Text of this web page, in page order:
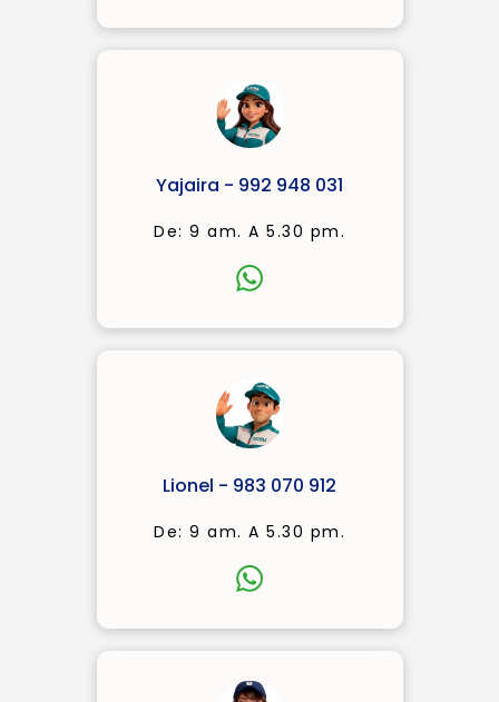
Yajaira - 992 948 031
De: 9 am. A 5.30 pm.
Lionel - 983 070 912
De: 9 am. A 5.30 pm.